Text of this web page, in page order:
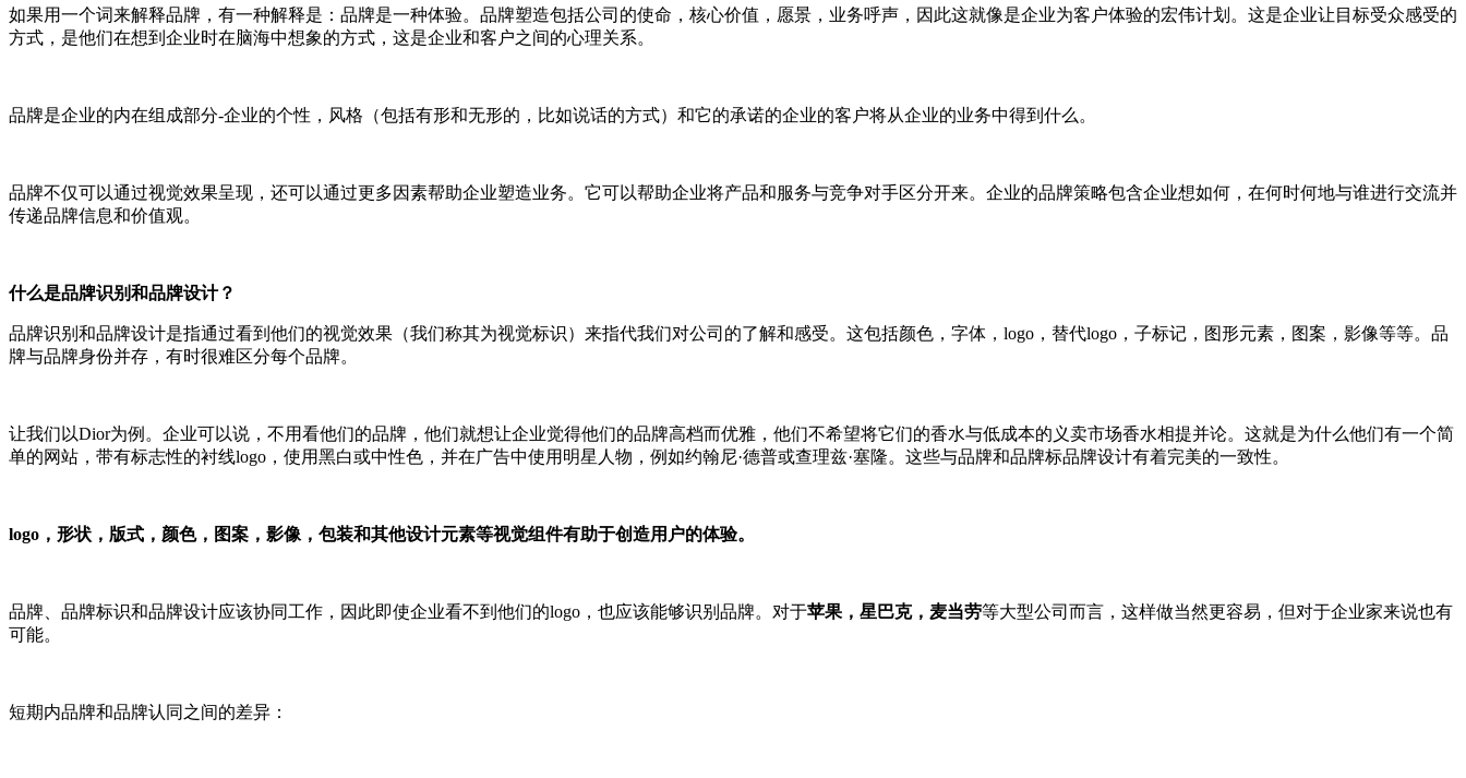
如果用一个词来解释品牌，有一种解释是：品牌是一种体验。品牌塑造包括公司的使命，核心价值，愿景，业务呼声，因此这就像是企业为客户体验的宏伟计划。这是企业让目标受众感受的
方式，是他们在想到企业时在脑海中想象的方式，这是企业和客户之间的心理关系。
品牌是企业的内在组成部分-企业的个性，风格（包括有形和无形的，比如说话的方式）和它的承诺的企业的客户将从企业的业务中得到什么。
品牌不仅可以通过视觉效果呈现，还可以通过更多因素帮助企业塑造业务。它可以帮助企业将产品和服务与竞争对手区分开来。企业的品牌策略包含企业想如何，在何时何地与谁进行交流并
传递品牌信息和价值观。
什么是品牌识别和品牌设计？
品牌识别和品牌设计是指通过看到他们的视觉效果（我们称其为视觉标识）来指代我们对公司的了解和感受。这包括颜色，字体，logo，替代logo，子标记，图形元素，图案，影像等等。品
牌与品牌身份并存，有时很难区分每个品牌。
让我们以Dior为例。企业可以说，不用看他们的品牌，他们就想让企业觉得他们的品牌高档而优雅，他们不希望将它们的香水与低成本的义卖市场香水相提并论。这就是为什么他们有一个简
单的网站，带有标志性的衬线logo，使用黑白或中性色，并在广告中使用明星人物，例如约翰尼·德普或查理兹·塞隆。这些与品牌和品牌标品牌设计有着完美的一致性。
logo ，形状，版式，颜色，图案，影像，包装和其他设计元素等视觉组件有助于创造用户的体验。
品牌、品牌标识和品牌设计应该协同工作，因此即使企业看不到他们的logo，也应该能够识别品牌。对于苹果，星巴克，麦当劳等大型公司而言，这样做当然更容易，但对于企业家来说也有
可能。
短期内品牌和品牌认同之间的差异：